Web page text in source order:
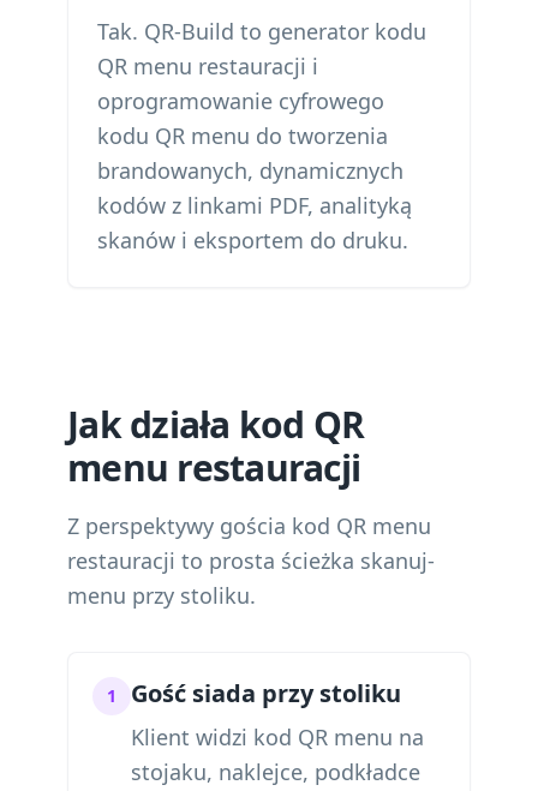
Tak. QR-Build to generator kodu
QR menu restauracji i
oprogramowanie cyfrowego
kodu QR menu do tworzenia
brandowanych, dynamicznych
kodów z linkami PDF, analityką
skanów i eksportem do druku.
Jak działa kod QR
menu restauracji
Z perspektywy gościa kod QR menu
restauracji to prosta ścieżka skanuj-
menu przy stoliku.
1 Gość siada przy stoliku
Klient widzi kod QR menu na
stojaku, naklejce, podkładce